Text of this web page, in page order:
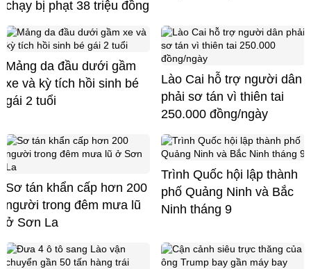
chạy bị phạt 38 triệu đồng
Mảng da đầu dưới gầm
xe và kỳ tích hồi sinh bé
gái 2 tuổi
Lào Cai hỗ trợ người dân
phải sơ tán vì thiên tai
250.000 đồng/ngày
Sơ tán khẩn cấp hơn 200
người trong đêm mưa lũ
ở Sơn La
Trình Quốc hội lập thành
phố Quảng Ninh và Bắc
Ninh tháng 9